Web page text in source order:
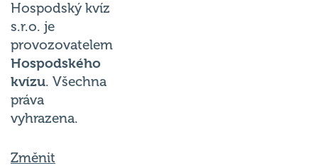
Hospodský kvíz
s.r.o. je
provozovatelem
Hospodského
kvízu. Všechna
práva
vyhrazena.
Změnit